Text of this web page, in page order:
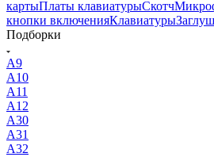
картыПлаты клавиатурыСкотч
кнопки включенияКлавиатуры
Подборки
A9
A10
A11
A12
A30
A31
A32